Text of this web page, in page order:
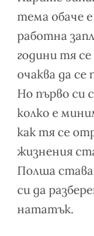
тема обаче
работна
години тя
очаква да
Но първо си
колко е
как тя се
жизнения
Полша става
си да
нататък.